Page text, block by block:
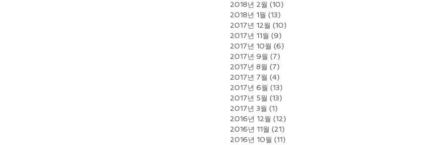
2018년 2월 (10)
2018년 1월 (13)
2017년 12월 (10)
2017년 11월 (9)
2017년 10월 (6)
2017년 9월 (7)
2017년 8월 (7)
2017년 7월 (4)
2017년 6월 (13)
2017년 5월 (13)
2017년 3월 (1)
2016년 12월 (12)
2016년 11월 (21)
2016년 10월 (11)